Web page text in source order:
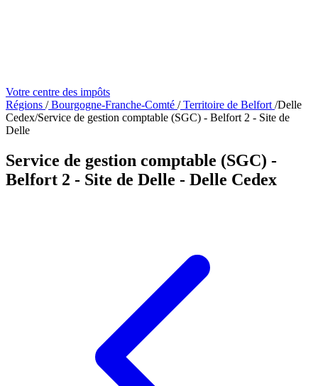
Votre centre des impôts
Régions /Bourgogne-Franche-Comté /Territoire de Belfort /Delle
Cedex/Service de gestion comptable (SGC) - Belfort 2 - Site de
Delle
Service de gestion comptable (SGC) -
Belfort 2 - Site de Delle - Delle Cedex